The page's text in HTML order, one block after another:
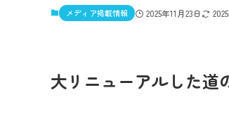
メディア掲載情報 2025年11月23日
大リニューアルした道